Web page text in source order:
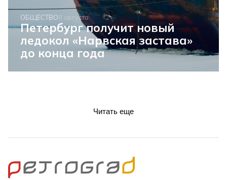
ОБЩЕСТВО8 августа
Петербург получит новый
ледокол «Нарвская застава»
до конца года
Читать еще